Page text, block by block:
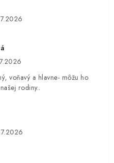
voňavý a hlavne- môžu ho
rodiny..